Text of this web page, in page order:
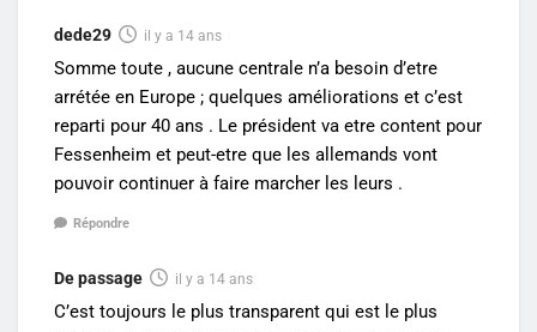
dede29 il y a 14 ans
Somme toute , aucune centrale n’a besoin d’etre
arrétée en Europe ; quelques améliorations et c’est
reparti pour 40 ans . Le président va etre content pour
Fessenheim et peut-etre que les allemands vont
pouvoir continuer à faire marcher les leurs .
Répondre
De passage il y a 14 ans
C’est toujours le plus transparent qui est le plus